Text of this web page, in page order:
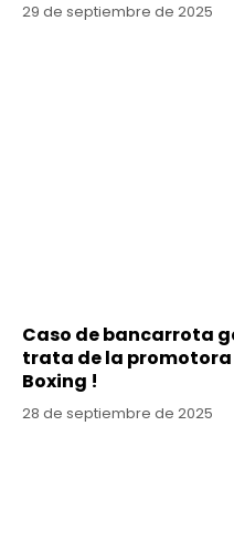
29 de septiembre de 2025
Caso de bancarrota
trata de la promotora
Boxing !
28 de septiembre de 2025